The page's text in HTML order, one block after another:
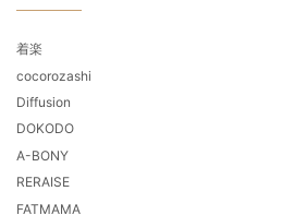
着楽
cocorozashi
Diffusion
DOKODO
A-BONY
RERAISE
FATMAMA